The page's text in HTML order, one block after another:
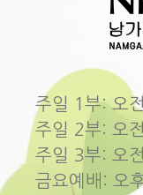
주일 1부: 오
주일 2부: 오
주일 3부: 오
금요예배: 오